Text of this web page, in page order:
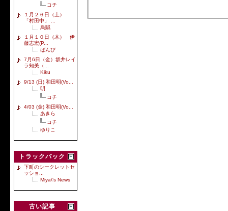
コチ
１月２６日（土）
「村田中」 ...
烏賊
１月１０日（木） 伊
藤志宏(P...
ばんび
7月6日（金）坂井レイ
ラ知美（...
Kiku
9/13 (日) 和田明(Vo...
明
コチ
4/03 (金) 和田明(Vo...
あきら
コチ
ゆりこ
トラックバック
下町のシークレットセ
ッショ...
Miya\'s News
古い記事